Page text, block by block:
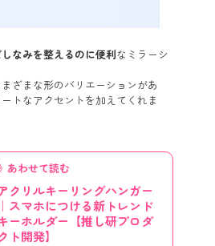
なみを整えるのに便利なミラーシ
ざまな形のバリエーションがあ
トなアクセントを加えてくれま
あわせて読む
クリルキーリングハンガー
｜スマホにつける新トレンド
ーホルダー【推し研プロダ
ト開発】